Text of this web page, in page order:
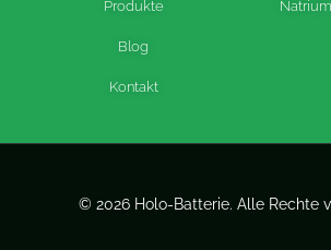
Produkte
Blog
Kontakt
© 2026 Holo-Batterie. Alle Rechte